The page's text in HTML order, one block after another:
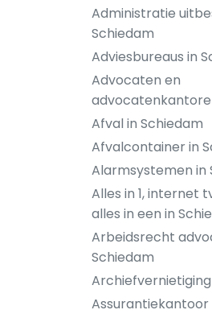
Administratie
Schiedam
Adviesbureaus in
Advocaten en
Afval in Schiedam
Afvalcontainer in
Alarmsystemen in
Alles in 1, internet
alles in een in
Arbeidsrecht
Schiedam
Assurantiekantoor